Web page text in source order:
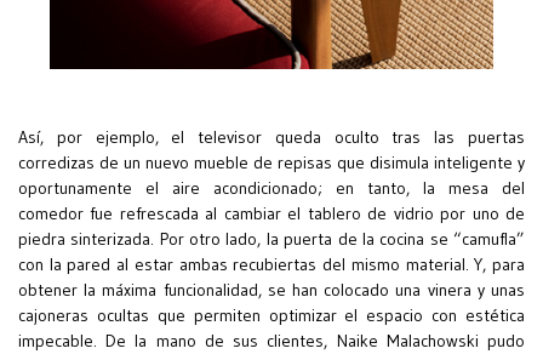
Así, por ejemplo, el televisor queda oculto tras las puertas
corredizas de un nuevo mueble de repisas que disimula inteligente y
oportunamente el aire acondicionado; en tanto, la mesa del
comedor fue refrescada al cambiar el tablero de vidrio por uno de
piedra sinterizada. Por otro lado, la puerta de la cocina se “camufla”
con la pared al estar ambas recubiertas del mismo material. Y, para
obtener la máxima funcionalidad, se han colocado una vinera y unas
cajoneras ocultas que permiten optimizar el espacio con estética
impecable. De la mano de sus clientes, Naike Malachowski pudo